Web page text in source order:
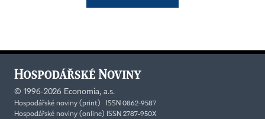
© 1996-2026 Economia, a.s.
Hospodářské noviny (print) ISSN 0862-9587
Hospodářské noviny (online) ISSN 2787-950X